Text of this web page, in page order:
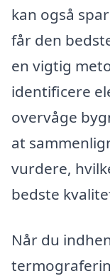
kan også
får den
en vigtig
identificere
overvåge
at
vurdere,
bedste
Når du